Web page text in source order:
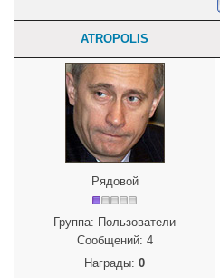
ATROPOLIS
Рядовой
Группа: Пользователи
Сообщений: 4
Награды: 0